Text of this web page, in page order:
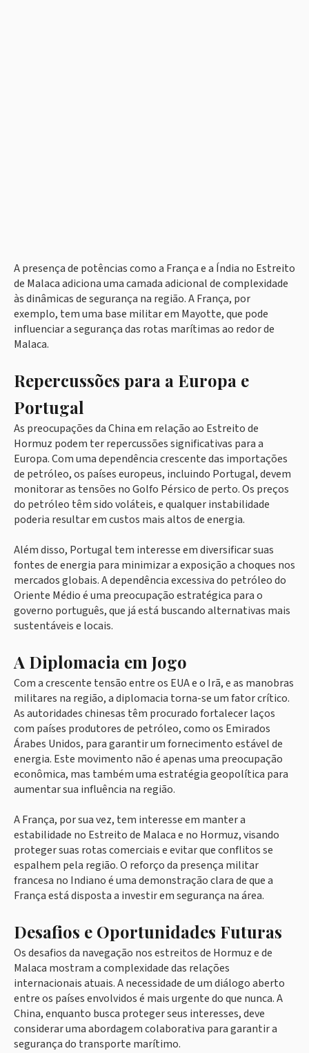
A presença de potências como a França e a Índia no Estreito
de Malaca adiciona uma camada adicional de complexidade
às dinâmicas de segurança na região. A França, por
exemplo, tem uma base militar em Mayotte, que pode
influenciar a segurança das rotas marítimas ao redor de
Malaca.
Repercussões para a Europa e
Portugal
As preocupações da China em relação ao Estreito de
Hormuz podem ter repercussões significativas para a
Europa. Com uma dependência crescente das importações
de petróleo, os países europeus, incluindo Portugal, devem
monitorar as tensões no Golfo Pérsico de perto. Os preços
do petróleo têm sido voláteis, e qualquer instabilidade
poderia resultar em custos mais altos de energia.
Além disso, Portugal tem interesse em diversificar suas
fontes de energia para minimizar a exposição a choques nos
mercados globais. A dependência excessiva do petróleo do
Oriente Médio é uma preocupação estratégica para o
governo português, que já está buscando alternativas mais
sustentáveis e locais.
A Diplomacia em Jogo
Com a crescente tensão entre os EUA e o Irã, e as manobras
militares na região, a diplomacia torna-se um fator crítico.
As autoridades chinesas têm procurado fortalecer laços
com países produtores de petróleo, como os Emirados
Árabes Unidos, para garantir um fornecimento estável de
energia. Este movimento não é apenas uma preocupação
econômica, mas também uma estratégia geopolítica para
aumentar sua influência na região.
A França, por sua vez, tem interesse em manter a
estabilidade no Estreito de Malaca e no Hormuz, visando
proteger suas rotas comerciais e evitar que conflitos se
espalhem pela região. O reforço da presença militar
francesa no Indiano é uma demonstração clara de que a
França está disposta a investir em segurança na área.
Desafios e Oportunidades Futuras
Os desafios da navegação nos estreitos de Hormuz e de
Malaca mostram a complexidade das relações
internacionais atuais. A necessidade de um diálogo aberto
entre os países envolvidos é mais urgente do que nunca. A
China, enquanto busca proteger seus interesses, deve
considerar uma abordagem colaborativa para garantir a
segurança do transporte marítimo.